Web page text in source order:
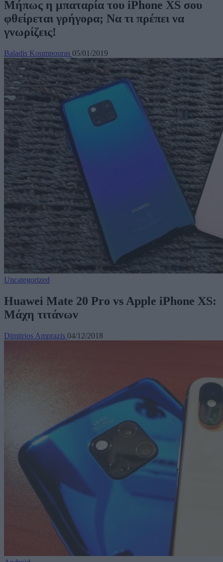
Μήπως η μπαταρία του iPhone XS σου
φθείρεται γρήγορα; Να τι πρέπει να
γνωρίζεις!
Baladis Koumpouras 05/01/2019
Uncategorized
Huawei Mate 20 Pro vs Apple iPhone XS:
Μάχη τιτάνων
Dimitrios Amprazis 04/12/2018